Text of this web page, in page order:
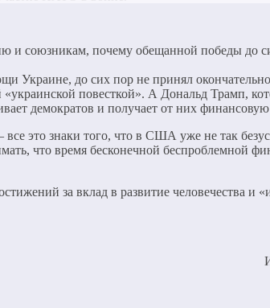
и союзникам, почему обещанной победы до
Украине, до сих пор не принял
повесткой». А Дональд Трамп,
демократов и получает от них
это знаки того, что в США уже не так
что время бесконечной беспроблемной
за вклад в развитие человечества и